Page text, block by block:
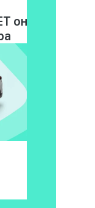
онлайн